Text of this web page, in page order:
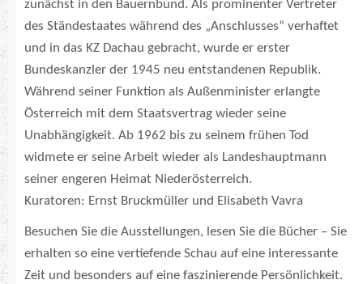
zunächst in den Bauernbund. Als prominenter Vertreter
des Ständestaates während des „Anschlusses“ verhaftet
und in das KZ Dachau gebracht, wurde er erster
Bundeskanzler der 1945 neu entstandenen Republik.
Während seiner Funktion als Außenminister erlangte
Österreich mit dem Staatsvertrag wieder seine
Unabhängigkeit. Ab 1962 bis zu seinem frühen Tod
widmete er seine Arbeit wieder als Landeshauptmann
seiner engeren Heimat Niederösterreich.
Kuratoren: Ernst Bruckmüller und Elisabeth Vavra
Besuchen Sie die Ausstellungen, lesen Sie die Bücher – Sie
erhalten so eine vertiefende Schau auf eine interessante
Zeit und besonders auf eine faszinierende Persönlichkeit.